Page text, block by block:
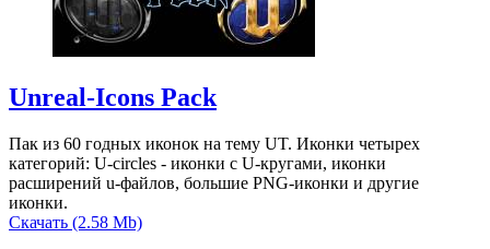
Unreal-Icons Pack
Пак из 60 годных иконок на тему UT. Иконки четырех
категорий: U-circles - иконки с U-кругами, иконки
расширений u-файлов, большие PNG-иконки и другие
иконки.
Скачать (2.58 Mb)